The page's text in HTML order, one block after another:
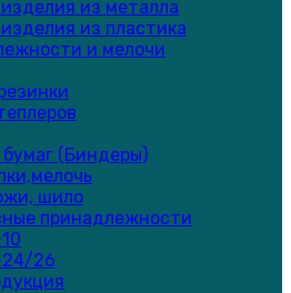
из металла
из пластика
и мелочи
(Биндеры)
шило
принадлежности
26